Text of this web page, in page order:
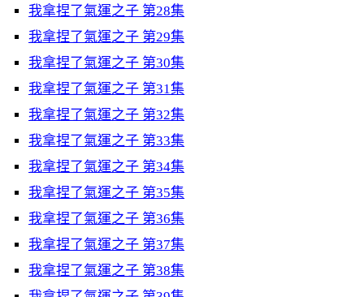
我拿捏了氣運之子 第28集
我拿捏了氣運之子 第29集
我拿捏了氣運之子 第30集
我拿捏了氣運之子 第31集
我拿捏了氣運之子 第32集
我拿捏了氣運之子 第33集
我拿捏了氣運之子 第34集
我拿捏了氣運之子 第35集
我拿捏了氣運之子 第36集
我拿捏了氣運之子 第37集
我拿捏了氣運之子 第38集